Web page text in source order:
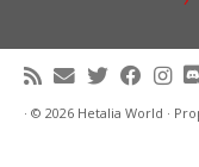
· © 2026 Hetalia World ·